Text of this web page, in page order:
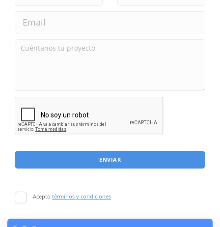
ENVIAR
Acepto términos y condiciones